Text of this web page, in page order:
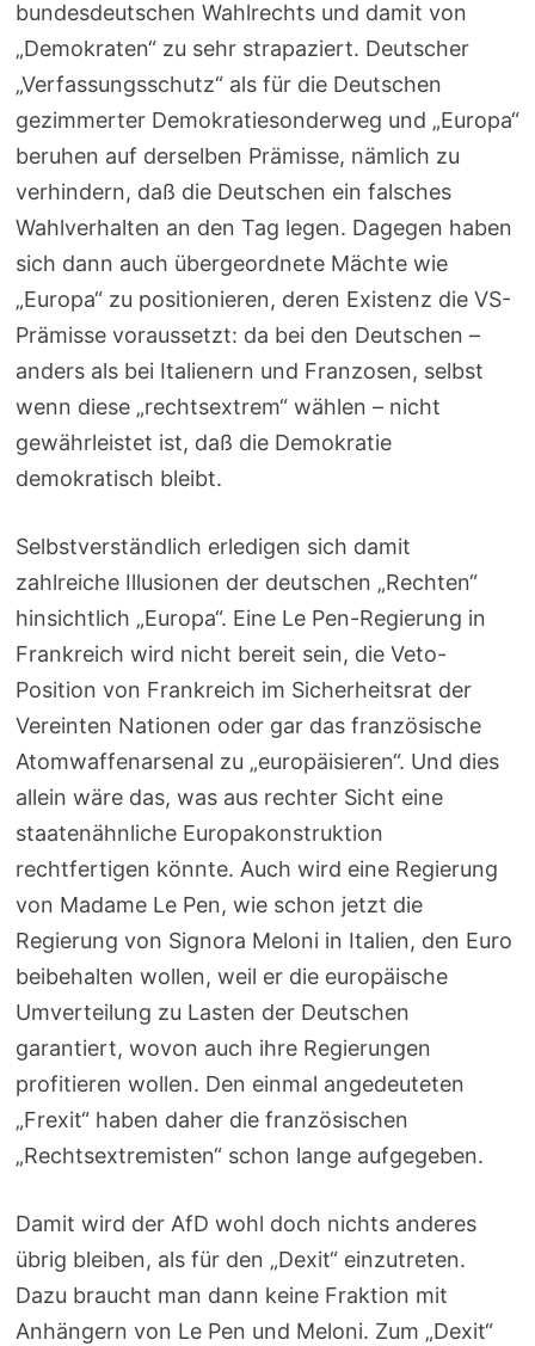
bundesdeutschen Wahlrechts und damit von
„Demokraten“ zu sehr strapaziert. Deutscher
„Verfassungsschutz“ als für die Deutschen
gezimmerter Demokratiesonderweg und „Europa“
beruhen auf derselben Prämisse, nämlich zu
verhindern, daß die Deutschen ein falsches
Wahlverhalten an den Tag legen. Dagegen haben
sich dann auch übergeordnete Mächte wie
„Europa“ zu positionieren, deren Existenz die VS-
Prämisse voraussetzt: da bei den Deutschen –
anders als bei Italienern und Franzosen, selbst
wenn diese „rechtsextrem“ wählen – nicht
gewährleistet ist, daß die Demokratie
demokratisch bleibt.
Selbstverständlich erledigen sich damit
zahlreiche Illusionen der deutschen „Rechten“
hinsichtlich „Europa“. Eine Le Pen-Regierung in
Frankreich wird nicht bereit sein, die Veto-
Position von Frankreich im Sicherheitsrat der
Vereinten Nationen oder gar das französische
Atomwaffenarsenal zu „europäisieren“. Und dies
allein wäre das, was aus rechter Sicht eine
staatenähnliche Europakonstruktion
rechtfertigen könnte. Auch wird eine Regierung
von Madame Le Pen, wie schon jetzt die
Regierung von Signora Meloni in Italien, den Euro
beibehalten wollen, weil er die europäische
Umverteilung zu Lasten der Deutschen
garantiert, wovon auch ihre Regierungen
profitieren wollen. Den einmal angedeuteten
„Frexit“ haben daher die französischen
„Rechtsextremisten“ schon lange aufgegeben.
Damit wird der AfD wohl doch nichts anderes
übrig bleiben, als für den „Dexit“ einzutreten.
Dazu braucht man dann keine Fraktion mit
Anhängern von Le Pen und Meloni. Zum „Dexit“